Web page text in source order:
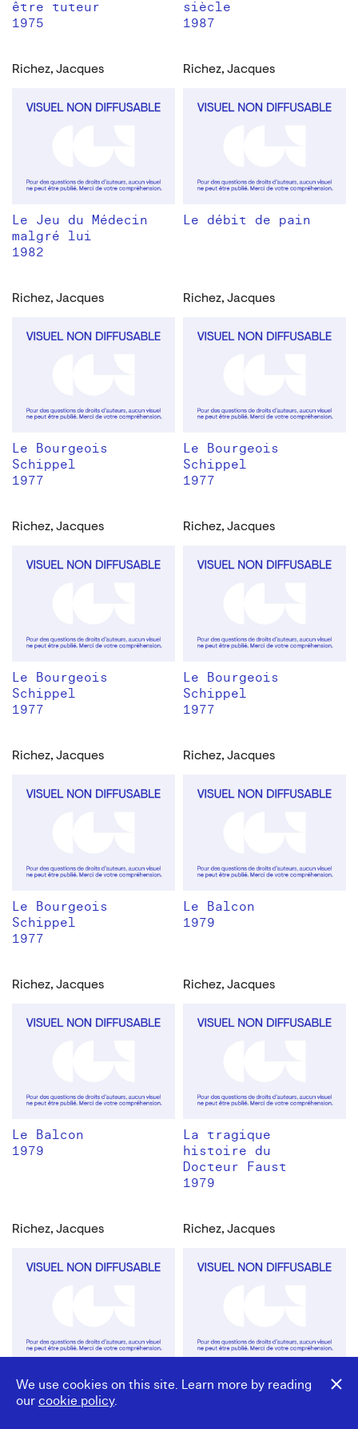
We use cookies on this site. Learn more by reading
our cookie policy.
être tuteur
1975
siècle
1987
Richez, Jacques
Le Jeu du Médecin
malgré lui
1982
Richez, Jacques
Le débit de pain
Richez, Jacques
Le Bourgeois
Schippel
1977
Richez, Jacques
Le Bourgeois
Schippel
1977
Richez, Jacques
Le Bourgeois
Schippel
1977
Richez, Jacques
Le Bourgeois
Schippel
1977
Richez, Jacques
Le Bourgeois
Schippel
1977
Richez, Jacques
Le Balcon
1979
Richez, Jacques
Le Balcon
1979
Richez, Jacques
La tragique
histoire du
Docteur Faust
1979
Richez, Jacques
La Tragédie du
Vengeur
Richez, Jacques
La Tragédie du